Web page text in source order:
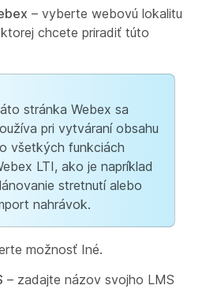
– vyberte webovú lokalitu
chcete priradiť túto
stránka Webex sa
pri vytváraní obsahu
všetkých funkciách
LTI, ako je napríklad
stretnutí alebo
nahrávok.
možnosť Iné.
– zadajte názov svojho LMS